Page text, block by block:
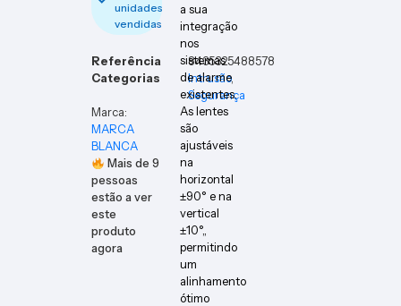
unidades
vendidas
Referência
8435325488578
Categorias
Intrusão,
Segurança
Marca:
MARCA
BLANCA
Mais de9
pessoas
estão a ver
este
produto
agora
a sua
integração
nos
sistemas
de alarme
existentes.
As lentes
são
ajustáveis
na
horizontal
±90° e na
vertical
±10°,,
permitindo
um
alinhamento
ótimo